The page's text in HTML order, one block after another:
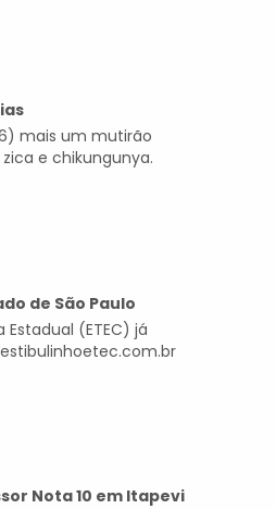
mais um mutirão
e chikungunya.
de São Paulo
(ETEC) já
Nota 10 em Itapevi